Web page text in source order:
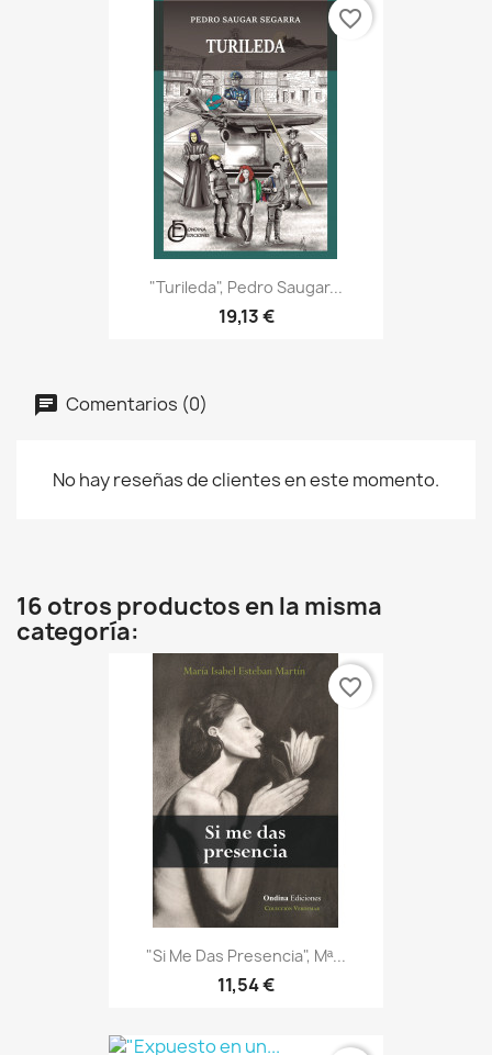
"Turileda", Pedro Saugar...
19,13 €
favorite_border
Comentarios (0)
No hay reseñas de clientes en este momento.
16 otros productos en la misma
categoría:
"Si Me Das Presencia", Mª...
11,54 €
favorite_border